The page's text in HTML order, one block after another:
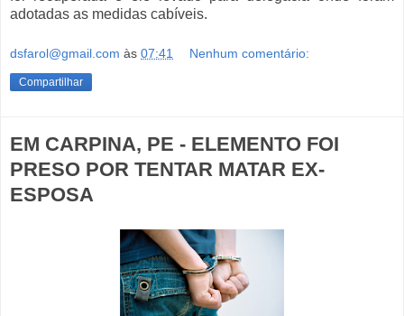
adotadas as medidas cabíveis.
dsfarol@gmail.com às 07:41 Nenhum comentário:
Compartilhar
EM CARPINA, PE - ELEMENTO FOI
PRESO POR TENTAR MATAR EX-
ESPOSA